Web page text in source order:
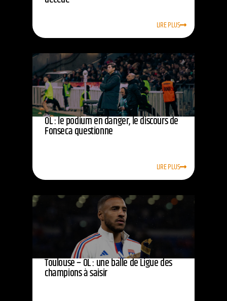
LIRE PLUS
OL : le podium en danger, le discours de
Fonseca questionne
LIRE PLUS
Toulouse – OL : une balle de Ligue des
champions à saisir